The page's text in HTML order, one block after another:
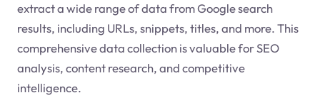
extract a wide range of data from Google search
results, including URLs, snippets, titles, and more. This
comprehensive data collection is valuable for SEO
analysis, content research, and competitive
intelligence.